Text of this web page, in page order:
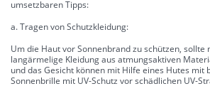
umsetzbaren Tipps:
a. Tragen von Schutzkleidung:
Um die Haut vor Sonnenbrand zu schützen, sollte
langärmelige Kleidung aus atmungsaktiven
und das Gesicht können mit Hilfe eines Hutes mit
Sonnenbrille mit UV-Schutz vor schädlichen UV-